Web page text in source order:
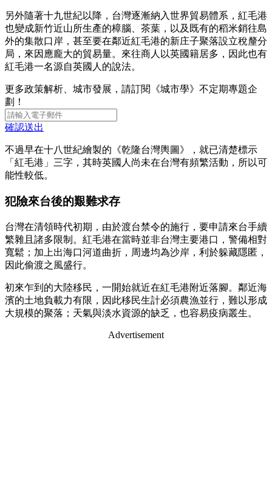
另外隨著十九世紀以降，台灣逐漸納入世界貿易體系，紅毛港
也變成新竹近山所生產的樟腦、茶葉，以及既有的稻米銷往島
外的集散口岸，甚至要在鄰近紅毛港的新庄子聚落設立稅釐分
局，來因應龐大的貿易量。來往商人以英國籍居多，因此也有
紅毛港一名源自英國人的說法。
更多政策解析、城市發展，請訂閱《城市學》不定期專題企
劃！
確認送出
不過早在十八世紀繪製的《乾隆台灣輿圖》，就已清楚標示
「紅毛港」三字，其時英國人尚未在台灣有頻繁活動，所以可
能性較低。
犯險來台後的艱難求存
台灣在清領時代初期，由於渡台禁令的施行，要申請來台手續
繁雜且諸多限制。紅毛港在當時並非台灣主要港口，警備相對
寬鬆；加上出海口河道曲折，周邊均為沙岸，利於躲藏隱匿，
因此偷渡之風盛行。
初來乍到的大陸移民，一開始就近在紅毛港附近落腳。鄰近海
濱的土地負載力有限，因此移民生計必須農漁並行，難以形成
大規模的聚落；天氣與淡水資源的缺乏，也容易疫病叢生。
Advertisement